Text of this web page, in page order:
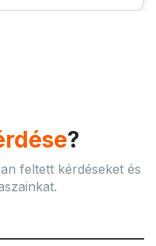
?
feltett kérdéseket és